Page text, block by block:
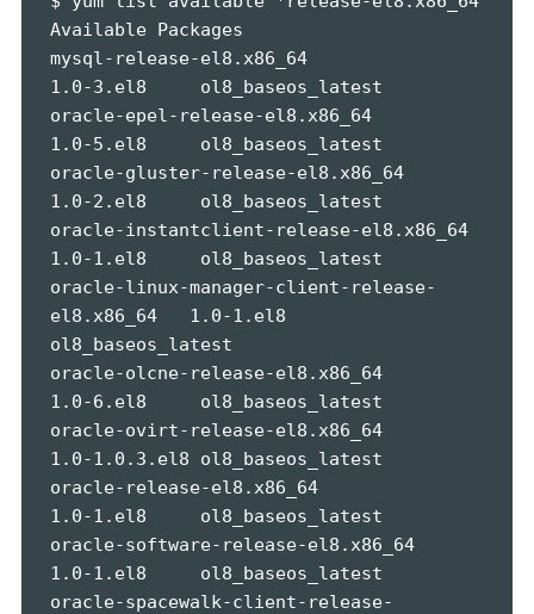
Available Packages
mysql-release-el8.x86_64
1.0-3.el8     ol8_baseos_latest
oracle-epel-release-el8.x86_64
1.0-5.el8     ol8_baseos_latest
oracle-gluster-release-el8.x86_64
1.0-2.el8     ol8_baseos_latest
oracle-instantclient-release-el8.x86_64
1.0-1.el8     ol8_baseos_latest
oracle-linux-manager-client-release-
el8.x86_64   1.0-1.el8
ol8_baseos_latest
oracle-olcne-release-el8.x86_64
1.0-6.el8     ol8_baseos_latest
oracle-ovirt-release-el8.x86_64
1.0-1.0.3.el8 ol8_baseos_latest
oracle-release-el8.x86_64
1.0-1.el8     ol8_baseos_latest
oracle-software-release-el8.x86_64
1.0-1.el8     ol8_baseos_latest
oracle-spacewalk-client-release-